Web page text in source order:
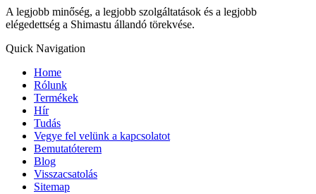
A legjobb minőség, a legjobb szolgáltatások és a legjobb
elégedettség a Shimastu állandó törekvése.
Quick Navigation
Home
Rólunk
Termékek
Hír
Tudás
Vegye fel velünk a kapcsolatot
Bemutatóterem
Blog
Visszacsatolás
Sitemap